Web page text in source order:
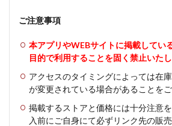
ご注意事項
本アプリやWEBサイトに掲載してい
目的で利用することを固く禁止いたし
アクセスのタイミングによっては在
が変更されている場合があることをご
掲載するストアと価格には十分注意
入前にご自身にて必ずリンク先の販